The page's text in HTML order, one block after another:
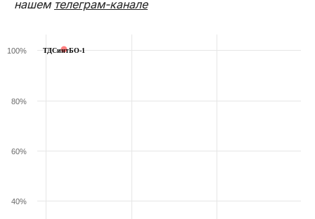
нашем телеграм-канале
ТДСинтБО-1
40%
60%
80%
100%